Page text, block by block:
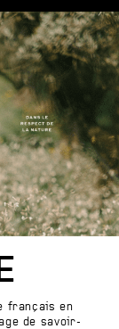
français en
de savoir-